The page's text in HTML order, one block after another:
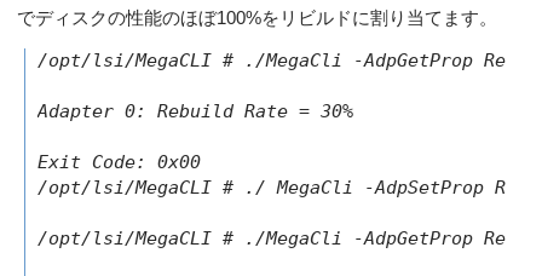
でディスクの性能のほぼ100%をリビルドに割り当てます。
/opt/lsi/MegaCLI # ./MegaCli -AdpGetProp
Adapter 0: Rebuild Rate = 30%
Exit Code: 0x00
/opt/lsi/MegaCLI # ./ MegaCli -AdpSetProp
/opt/lsi/MegaCLI # ./MegaCli -AdpGetProp